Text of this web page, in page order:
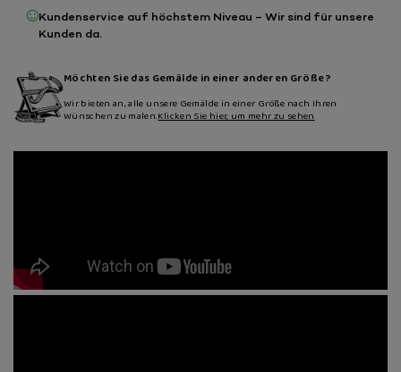
Kundenservice auf höchstem Niveau – Wir sind für unsere
Kunden da.
Möchten Sie das Gemälde in einer anderen Größe?
Wir bieten an, alle unsere Gemälde in einer Größe nach Ihren
Wünschen zu malen.Klicken Sie hier, um mehr zu sehen